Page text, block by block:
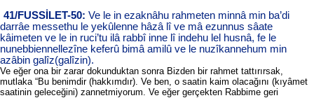
41/FUSSİLET-50: Ve le in ezaknâhu rahmeten minnâ min ba’di
darrâe messethu le yekûlenne hâzâ lî ve mâ ezunnus sâate
kâimeten ve le in ruci’tu ilâ rabbî inne lî indehu lel husnâ, fe le
nunebbiennellezîne keferû bimâ amilû ve le nuzîkannehum min
azâbin galîz(galîzin).
Ve eğer ona bir zarar dokunduktan sonra Bizden bir rahmet tattırırsak,
mutlaka “Bu benimdir (hakkımdır). Ve ben, o saatin kaim olacağını (kıyâmet
saatinin geleceğini) zannetmiyorum. Ve eğer gerçekten Rabbime geri